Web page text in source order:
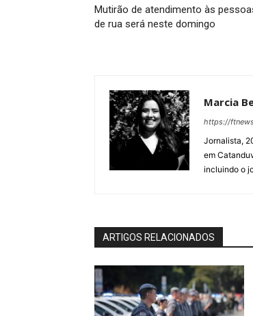
Mutirão de atendimento às
de rua será neste domingo
Marcia
https://
Jornalista,
em
incluindo o
ARTIGOS RELACIONADOS